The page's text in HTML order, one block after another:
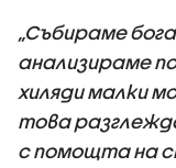
„Събираме
анализираме
хиляди малки
това
с помощта на